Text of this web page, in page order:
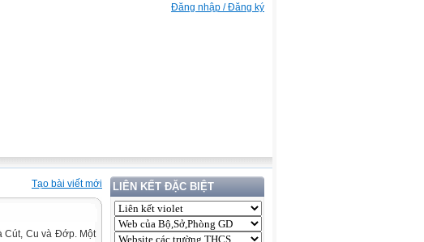
Đăng nhập / Đăng ký
LIÊN KẾT ĐẶC BIỆT
Tạo bài viết mới
Cút, Cu và Đớp. Một